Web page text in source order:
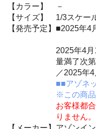
【カラー】
－
【サイズ】
1/3スケー
【発売予定】 ■2025年4
2025年4
量満了次
／2025年
■■アゾネ
※この商
お客様都
りません。